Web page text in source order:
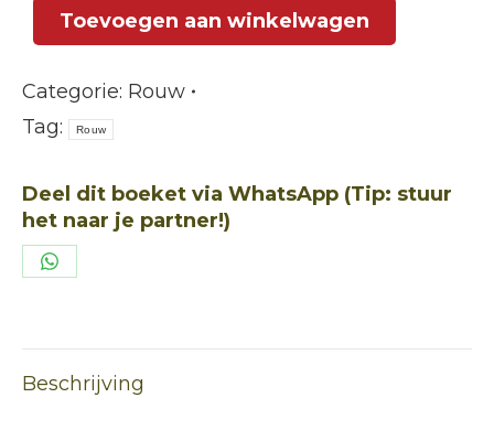
aantalToevoegen aan winkelwagen
Categorie: Rouw
Tag:
Rouw
Deel dit boeket via WhatsApp (Tip: stuur
het naar je partner!)
Deel
Beschrijving